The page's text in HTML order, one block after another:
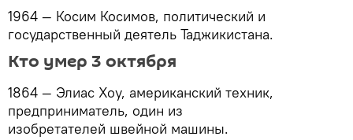
1964 — Косим Косимов, политический и
государственный деятель Таджикистана.
Кто умер 3 октября
1864 — Элиас Хоу, американский техник,
предприниматель, один из
изобретателей швейной машины.